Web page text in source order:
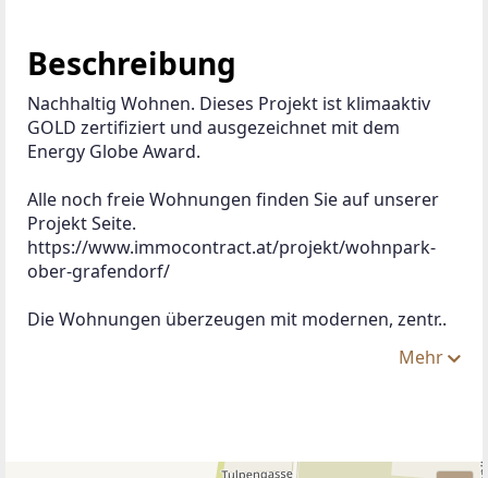
Beschreibung
Nachhaltig Wohnen. Dieses Projekt ist klimaaktiv
GOLD zertifiziert und ausgezeichnet mit dem
Energy Globe Award.
Alle noch freie Wohnungen finden Sie auf unserer
Projekt Seite.
https://www.immocontract.at/projekt/wohnpark-
ober-grafendorf/
Die Wohnungen überzeugen mit modernen, zentr..
Mehr